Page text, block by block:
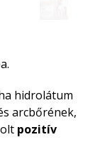
hidrolátum
arcbőrének,
pozitív